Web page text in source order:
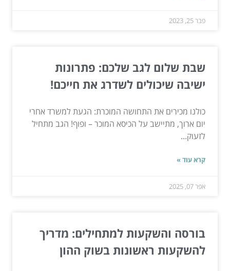
פבר 25, 2023
שבת שלום לגב שלכם: פתרונות
ישיבה שיכולים לשדרג את חייכם!
כולנו מכירים את התחושה המוכרת: הגעת למשרד אחרי
יום ארוך, מתיישב על הכיסא המוכר – ופוף! הגב מתחיל
לזעוק...
קרא עוד »
אפר 07, 2025
בורסה והשקעות למתחילים: מדריך
להשקעות ראשונות בשוק ההון